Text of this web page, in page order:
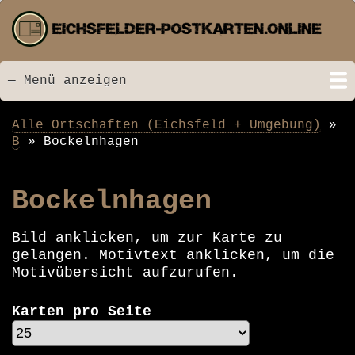
zum
Inhalt
Menü
— Menü anzeigen
Startseite
Neu hinzugefügt
Postkarten
Bildarchiv
Videos
Suche
Kontakt
Links
Spende
Pfadnavigation
Alle Ortschaften (Eichsfeld + Umgebung)
B
Bockelnhagen
Bockelnhagen
Bild anklicken, um zur Karte zu
gelangen. Motivtext anklicken, um die
Motivübersicht aufzurufen.
Karten pro Seite